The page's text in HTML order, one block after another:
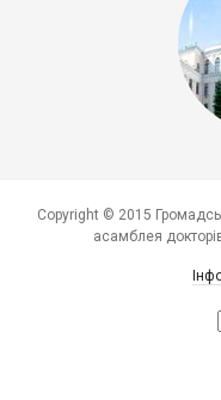
Copyright © 2015
асамблея